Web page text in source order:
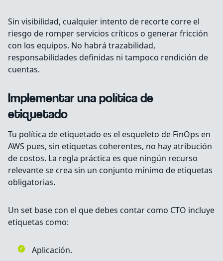
Sin visibilidad, cualquier intento de recorte corre el
riesgo de romper servicios críticos o generar fricción
con los equipos. No habrá trazabilidad,
responsabilidades definidas ni tampoco rendición de
cuentas.
Implementar una política de
etiquetado
Tu política de etiquetado es el esqueleto de FinOps en
AWS pues, sin etiquetas coherentes, no hay atribución
de costos. La regla práctica es que ningún recurso
relevante se crea sin un conjunto mínimo de etiquetas
obligatorias.
Un set base con el que debes contar como CTO incluye
etiquetas como:
Aplicación.